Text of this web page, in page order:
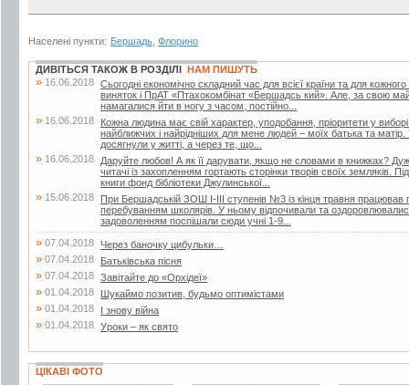
Населені пункти: Бершадь Флорино
ДИВІТЬСЯ ТАКОЖ В РОЗДІЛІ НАМ ПИШУТЬ
» 16.06.2018 Сьогодні економічно складний час для всієї країни та для
виняток і ПрАТ «Птахокомбінат «Бершадсь кий». Але, за свою
намагалися йти в ногу з часом, постійно...
» 16.06.2018
Кожна людина має свій характер, уподобання, пріоритети у
найближчих і найрідніших для мене людей – моїх батька та
досягнули у житті, а через те, що...
» 16.06.2018
Даруйте любов! А як її дарувати, якщо не словами в книжках?
читачі із захопленням гортають сторінки творів своїх земляків.
книги фонд бібліотеки Джулинської...
» 15.06.2018
При Бершадській ЗОШ І-ІІІ ступенів №3 із кінця травня
перебуванням школярів. У ньому відпочивали та
задоволенням поспішали сюди учні 1-9...
» 07.04.2018 Через баночку цибульки…
» 07.04.2018 Батьківська пісня
» 07.04.2018 Завітайте до «Орхідеї»
» 01.04.2018 Шукаймо позитив, будьмо оптимістами
» 01.04.2018 І знову війна
» 01.04.2018 Уроки – як свято
ЦІКАВІ ФОТО